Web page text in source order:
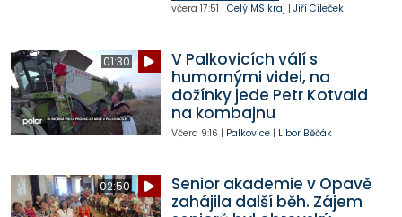
včera 17:51 | Celý MS kraj | Jiří Cileček
01:30
V Palkovicích válí s
humornými videi, na
dožínky jede Petr Kotvald
na kombajnu
Včera 9:16 | Palkovice| Libor Běčák
02:50
Senior akademie v Opavě
zahájila další běh. Zájem